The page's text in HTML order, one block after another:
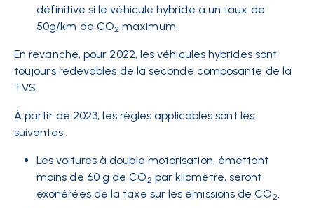
définitive si le véhicule hybride a un taux de
50g/km de CO2 maximum.
En revanche, pour 2022, les véhicules hybrides sont
toujours redevables de la seconde composante de la
TVS.
À partir de 2023, les règles applicables sont les
suivantes :
Les voitures à double motorisation, émettant
moins de 60 g de CO2 par kilomètre, seront
exonérées de la taxe sur les émissions de CO2.